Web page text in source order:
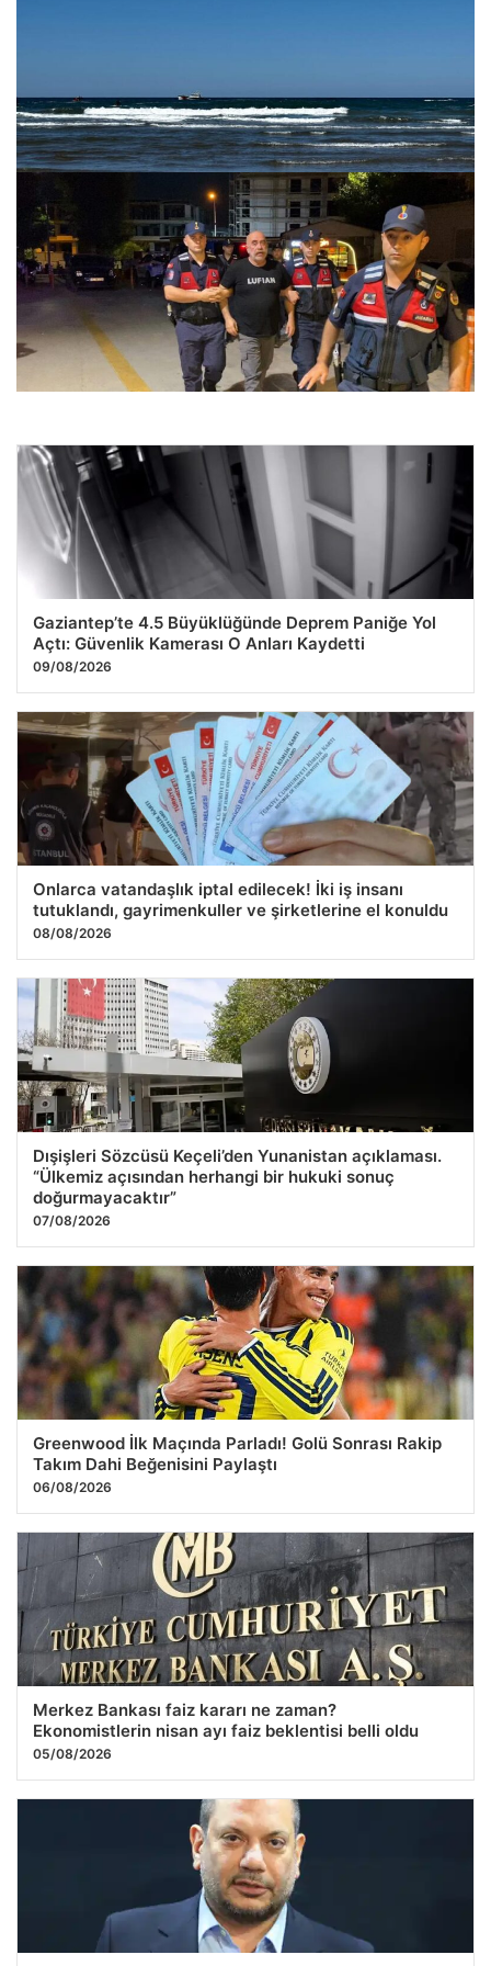
Şile’de yasağa rağmen denize giren kişi boğuldu
27.07.2026 09:20
Adli kontrolle serbest kalan Ezel Akay’dan açıklama.
“Mahkeme sonunda her şeyi öğreneceksiniz”
26.07.2026 10:20
Gaziantep’te 4.5 Büyüklüğünde Deprem Paniğe Yol
Açtı: Güvenlik Kamerası O Anları Kaydetti
09/08/2026
Onlarca vatandaşlık iptal edilecek! İki iş insanı
tutuklandı, gayrimenkuller ve şirketlerine el konuldu
08/08/2026
Dışişleri Sözcüsü Keçeli’den Yunanistan açıklaması.
“Ülkemiz açısından herhangi bir hukuki sonuç
doğurmayacaktır”
07/08/2026
Greenwood İlk Maçında Parladı! Golü Sonrası Rakip
Takım Dahi Beğenisini Paylaştı
06/08/2026
Merkez Bankası faiz kararı ne zaman?
Ekonomistlerin nisan ayı faiz beklentisi belli oldu
05/08/2026